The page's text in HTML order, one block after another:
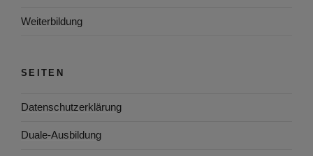
Weiterbildung
SEITEN
Datenschutzerklärung
Duale-Ausbildung